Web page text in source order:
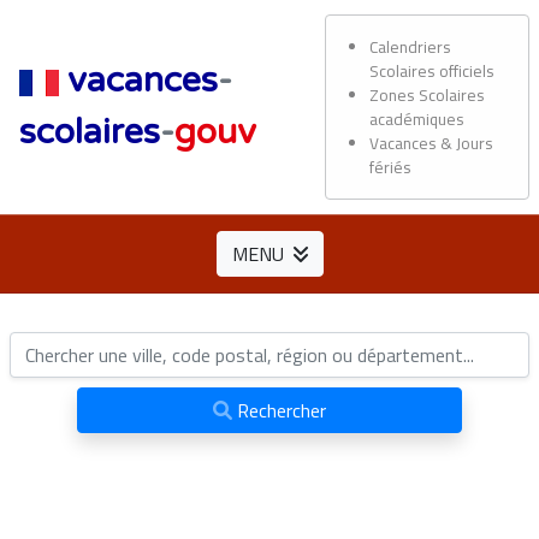
vacances-
scolaires-gouv
Calendriers
Scolaires officiels
Zones Scolaires
académiques
Vacances & Jours
fériés
MENU
Rechercher